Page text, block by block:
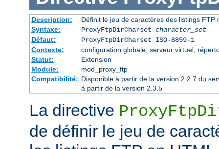
Description:
Définit le jeu de caractères des listings FTP
Syntaxe:
ProxyFtpDirCharset character_set
Défaut:
ProxyFtpDirCharset ISO-8859-1
Contexte:
configuration globale, serveur virtuel,
Statut:
Extension
Module:
mod_proxy_ftp
Compatibilité: Disponible à partir de la version 2.2.7 du
à partir de la version 2.3.5
La directive
de définir le jeu de